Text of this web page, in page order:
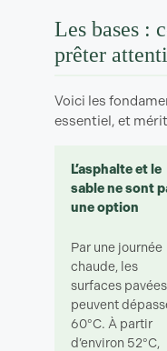
Les bases :
prêter
Voici les
essentiel, et
L’asphalte et le
sable ne sont
une option
Par une journée
chaude, les
surfaces pavées
peuvent
60°C. À partir
d’environ 52°C,